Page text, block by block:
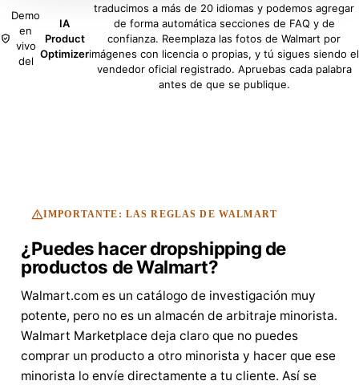
Demo
en
vivo
del
IA
Product
Optimizer
traducimos a más de 20 idiomas y podemos agregar
de forma automática secciones de FAQ y de
confianza. Reemplaza las fotos de Walmart por
imágenes con licencia o propias, y tú sigues siendo el
vendedor oficial registrado. Apruebas cada palabra
antes de que se publique.
IMPORTANTE: LAS REGLAS DE WALMART
¿Puedes hacer dropshipping de
productos de Walmart?
Walmart.com es un catálogo de investigación muy
potente, pero no es un almacén de arbitraje minorista.
Walmart Marketplace deja claro que no puedes
comprar un producto a otro minorista y hacer que ese
minorista lo envíe directamente a tu cliente. Así se